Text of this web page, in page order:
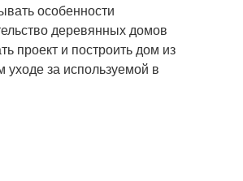
особенности
деревянных домов
проект и построить дом из
за используемой в